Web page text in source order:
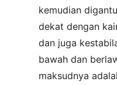
kemudian
dekat dengan
dan juga
bawah dan
maksudnya